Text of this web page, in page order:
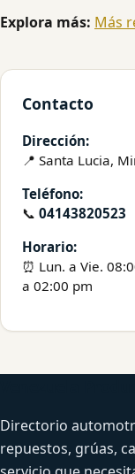
Explora más: Más
Contacto
Dirección:
📍 Santa Lucia,
Teléfono:
📞 04143820523
Horario:
⏰ Lun. a Vie.
a 02:00 pm
Directorio
repuestos, grúas,